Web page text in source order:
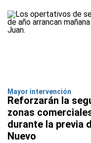
Mayor intervención
Reforzarán la
zonas
durante la previa
Nuevo